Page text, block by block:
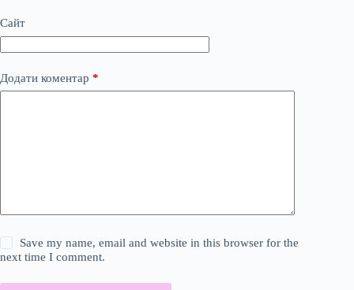
Сайт
Додати коментар *
Save my name, email and website in this browser for the
next time I comment.